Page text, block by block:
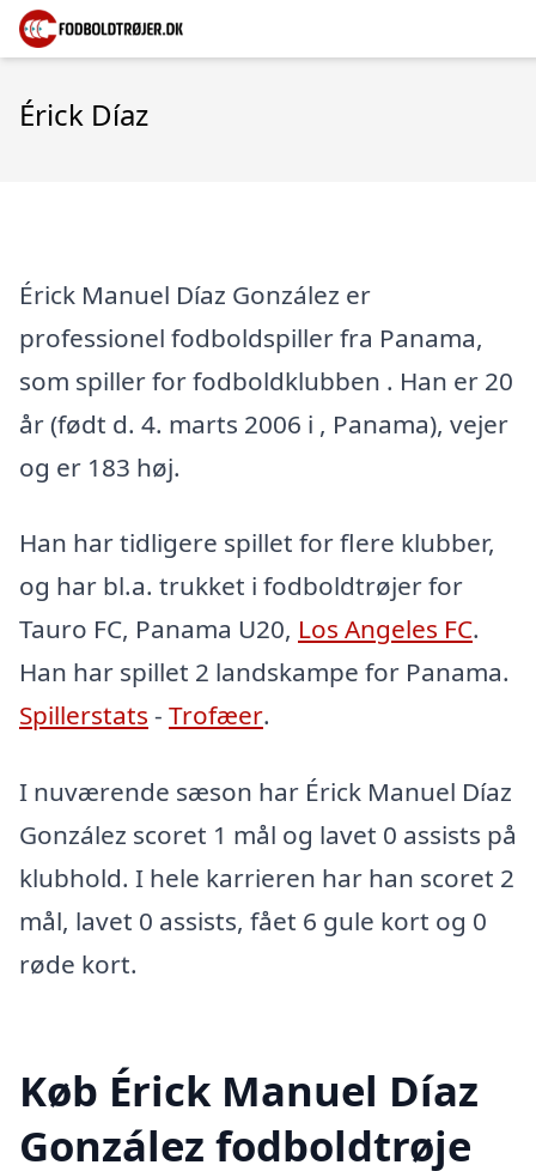
Érick Díaz
Érick Manuel Díaz González er
professionel fodboldspiller fra Panama,
som spiller for fodboldklubben . Han er 20
år (født d. 4. marts 2006 i , Panama), vejer
og er 183 høj.
Han har tidligere spillet for flere klubber,
og har bl.a. trukket i fodboldtrøjer for
Tauro FC, Panama U20, Los Angeles FC.
Han har spillet 2 landskampe for Panama.
Spillerstats - Trofæer.
I nuværende sæson har Érick Manuel Díaz
González scoret 1 mål og lavet 0 assists på
klubhold. I hele karrieren har han scoret 2
mål, lavet 0 assists, fået 6 gule kort og 0
røde kort.
Køb Érick Manuel Díaz
González fodboldtrøje